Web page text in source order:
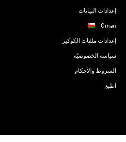
إعدادات البيانات
Oman
إعدادات ملفات الكوكيز
سياسة الخصوصيّة
الشروط والأحكام
اطبع